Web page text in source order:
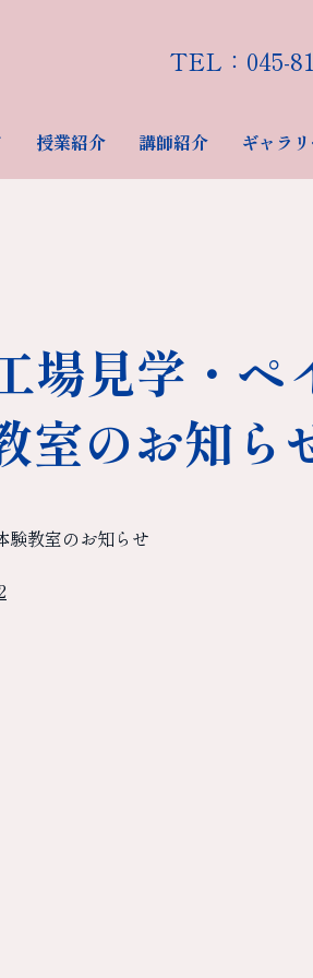
TEL：‭045-
授業紹介 講師紹介 ギャラ
見学・ペ
室のお知ら
験教室のお知らせ